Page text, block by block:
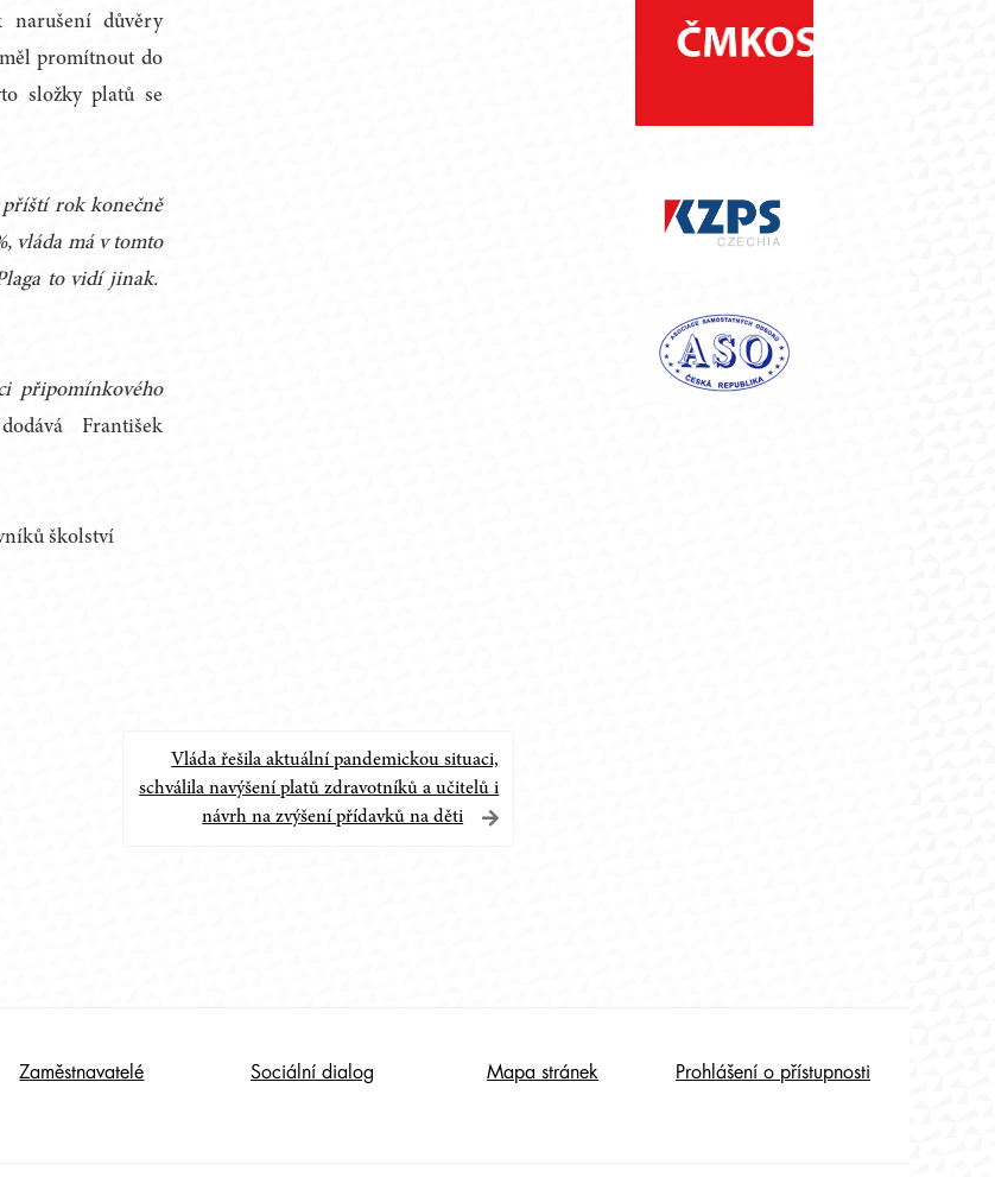
narušení důvěry
měl promítnout do
složky platů se
příští rok konečně
vláda má v tomto
to vidí jinak.
připomínkového
František
školství
Vláda řešila aktuální pandemickou situaci,
schválila navýšení platů zdravotníků a učitelů i
návrh na zvýšení přídavků na děti
Zaměstnavatelé Sociální dialog Mapa stránek Prohlášení o přístupnosti